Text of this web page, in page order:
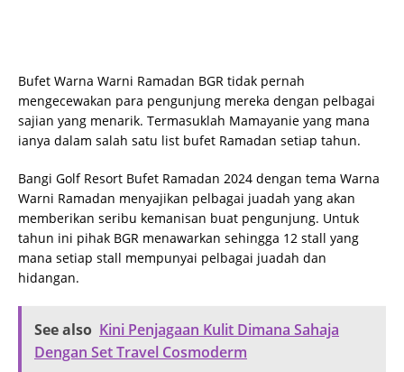
Bufet Warna Warni Ramadan BGR tidak pernah
mengecewakan para pengunjung mereka dengan pelbagai
sajian yang menarik. Termasuklah Mamayanie yang mana
ianya dalam salah satu list bufet Ramadan setiap tahun.
Bangi Golf Resort Bufet Ramadan 2024 dengan tema Warna
Warni Ramadan menyajikan pelbagai juadah yang akan
memberikan seribu kemanisan buat pengunjung. Untuk
tahun ini pihak BGR menawarkan sehingga 12 stall yang
mana setiap stall mempunyai pelbagai juadah dan
hidangan.
See also Kini Penjagaan Kulit Dimana Sahaja
Dengan Set Travel Cosmoderm